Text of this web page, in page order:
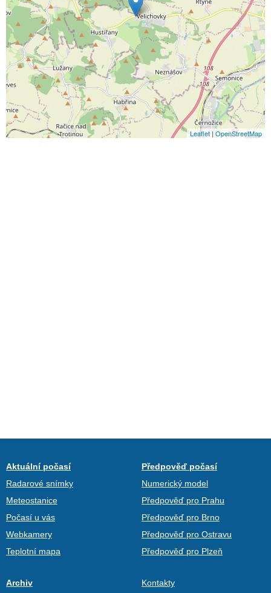
Leaflet | OpenStreetMap
Aktuální počasí
Radarové snímky
Meteostanice
Počasí u vás
Webkamery
Teplotní mapa
Předpověď počasí
Numerický model
Předpověď pro Prahu
Předpověď pro Brno
Předpověď pro Ostravu
Předpověď pro Plzeň
Archiv Kontakty